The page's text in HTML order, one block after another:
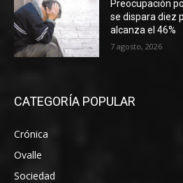
Preocupación
se dispara diez
alcanza el 46%
7 agosto, 2026
CATEGORÍA POPULAR
Crónica
Ovalle
Sociedad